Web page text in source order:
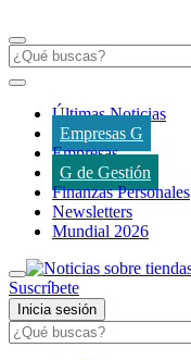
Últimas Noticias
Empresas G
Empresas
G de Gestión
Finanzas Personales
Newsletters
Mundial 2026
Suscríbete
Inicia sesión